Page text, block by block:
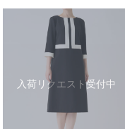
入荷リクエスト受付中